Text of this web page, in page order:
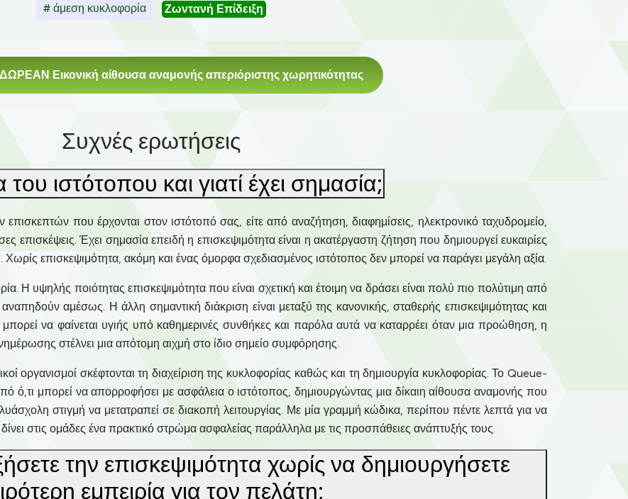
# άμεση κυκλοφορία Ζωντανή Επίδειξη
Εικονική αίθουσα αναμονής απεριόριστης χωρητικότητας
Συχνές ερωτήσεις
του ιστότοπου και γιατί έχει σημασία;
που έρχονται στον ιστότοπό σας, είτε από αναζήτηση, διαφημίσεις, ηλεκτρονικό ταχυδρομείο,
Έχει σημασία επειδή η επισκεψιμότητα είναι η ακατέργαστη ζήτηση που δημιουργεί ευκαιρίες
επισκεψιμότητα, ακόμη και ένας όμορφα σχεδιασμένος ιστότοπος δεν μπορεί να παράγει μεγάλη αξία.
Η υψηλής ποιότητας επισκεψιμότητα που είναι σχετική και έτοιμη να δράσει είναι πολύ πιο πολύτιμη από
αμέσως. Η άλλη σημαντική διάκριση είναι μεταξύ της κανονικής, σταθερής επισκεψιμότητας και
να φαίνεται υγιής υπό καθημερινές συνθήκες και παρόλα αυτά να καταρρέει όταν μια προώθηση, η
στέλνει μια απότομη αιχμή στο ίδιο σημείο συμφόρησης.
οργανισμοί σκέφτονται τη διαχείριση της κυκλοφορίας καθώς και τη δημιουργία κυκλοφορίας. Το Queue-
ό,τι μπορεί να απορροφήσει με ασφάλεια ο ιστότοπος, δημιουργώντας μια δίκαιη αίθουσα αναμονής που
στιγμή να μετατραπεί σε διακοπή λειτουργίας. Με μία γραμμή κώδικα, περίπου πέντε λεπτά για να
δίνει στις ομάδες ένα πρακτικό στρώμα ασφαλείας παράλληλα με τις προσπάθειες ανάπτυξής τους.
την επισκεψιμότητα χωρίς να δημιουργήσετε
εμπειρία για τον πελάτη;